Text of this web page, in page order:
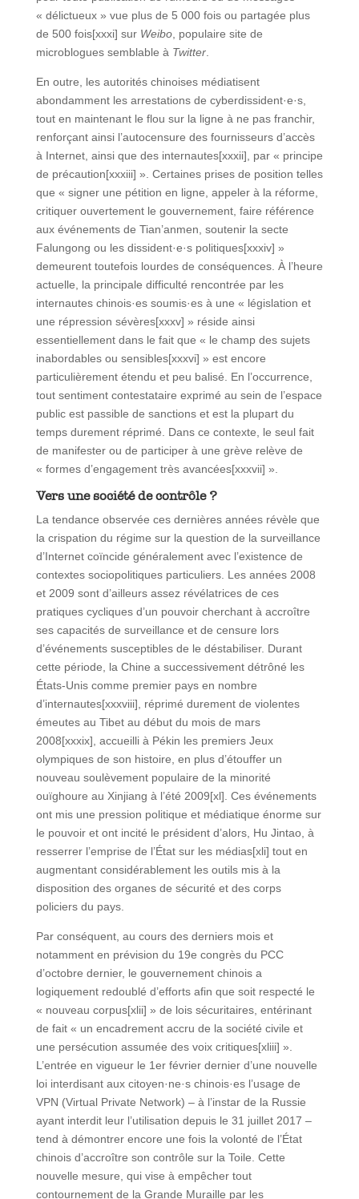
« délictueux » vue plus de 5 000 fois ou partagée plus
de 500 fois[xxxi] sur Weibo, populaire site de
microblogues semblable à Twitter.
En outre, les autorités chinoises médiatisent
abondamment les arrestations de cyberdissident·e·s,
tout en maintenant le flou sur la ligne à ne pas franchir,
renforçant ainsi l’autocensure des fournisseurs d’accès
à Internet, ainsi que des internautes[xxxii], par « principe
de précaution[xxxiii] ». Certaines prises de position telles
que « signer une pétition en ligne, appeler à la réforme,
critiquer ouvertement le gouvernement, faire référence
aux événements de Tian’anmen, soutenir la secte
Falungong ou les dissident·e·s politiques[xxxiv] »
demeurent toutefois lourdes de conséquences. À l’heure
actuelle, la principale difficulté rencontrée par les
internautes chinois·es soumis·es à une « législation et
une répression sévères[xxxv] » réside ainsi
essentiellement dans le fait que « le champ des sujets
inabordables ou sensibles[xxxvi] » est encore
particulièrement étendu et peu balisé. En l’occurrence,
tout sentiment contestataire exprimé au sein de l’espace
public est passible de sanctions et est la plupart du
temps durement réprimé. Dans ce contexte, le seul fait
de manifester ou de participer à une grève relève de
« formes d’engagement très avancées[xxxvii] ».
Vers une société de contrôle ?
La tendance observée ces dernières années révèle que
la crispation du régime sur la question de la surveillance
d’Internet coïncide généralement avec l’existence de
contextes sociopolitiques particuliers. Les années 2008
et 2009 sont d’ailleurs assez révélatrices de ces
pratiques cycliques d’un pouvoir cherchant à accroître
ses capacités de surveillance et de censure lors
d’événements susceptibles de le déstabiliser. Durant
cette période, la Chine a successivement détrôné les
États-Unis comme premier pays en nombre
d’internautes[xxxviii], réprimé durement de violentes
émeutes au Tibet au début du mois de mars
2008[xxxix], accueilli à Pékin les premiers Jeux
olympiques de son histoire, en plus d’étouffer un
nouveau soulèvement populaire de la minorité
ouïghoure au Xinjiang à l’été 2009[xl]. Ces événements
ont mis une pression politique et médiatique énorme sur
le pouvoir et ont incité le président d’alors, Hu Jintao, à
resserrer l’emprise de l’État sur les médias[xli] tout en
augmentant considérablement les outils mis à la
disposition des organes de sécurité et des corps
policiers du pays.
Par conséquent, au cours des derniers mois et
notamment en prévision du 19e congrès du PCC
d’octobre dernier, le gouvernement chinois a
logiquement redoublé d’efforts afin que soit respecté le
« nouveau corpus[xlii] » de lois sécuritaires, entérinant
de fait « un encadrement accru de la société civile et
une persécution assumée des voix critiques[xliii] ».
L’entrée en vigueur le 1er février dernier d’une nouvelle
loi interdisant aux citoyen·ne·s chinois·es l’usage de
VPN (Virtual Private Network) – à l’instar de la Russie
ayant interdit leur l’utilisation depuis le 31 juillet 2017 –
tend à démontrer encore une fois la volonté de l’État
chinois d’accroître son contrôle sur la Toile. Cette
nouvelle mesure, qui vise à empêcher tout
contournement de la Grande Muraille par les